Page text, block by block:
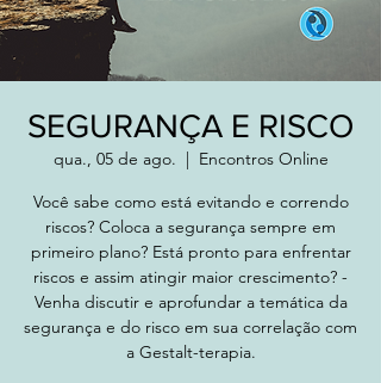
SEGURANÇA E RISCO
qua., 05 de ago.
  |
Encontros Online
Você sabe como está evitando e correndo
riscos? Coloca a segurança sempre em
primeiro plano? Está pronto para enfrentar
riscos e assim atingir maior crescimento? -
Venha discutir e aprofundar a temática da
segurança e do risco em sua correlação com
a Gestalt-terapia.